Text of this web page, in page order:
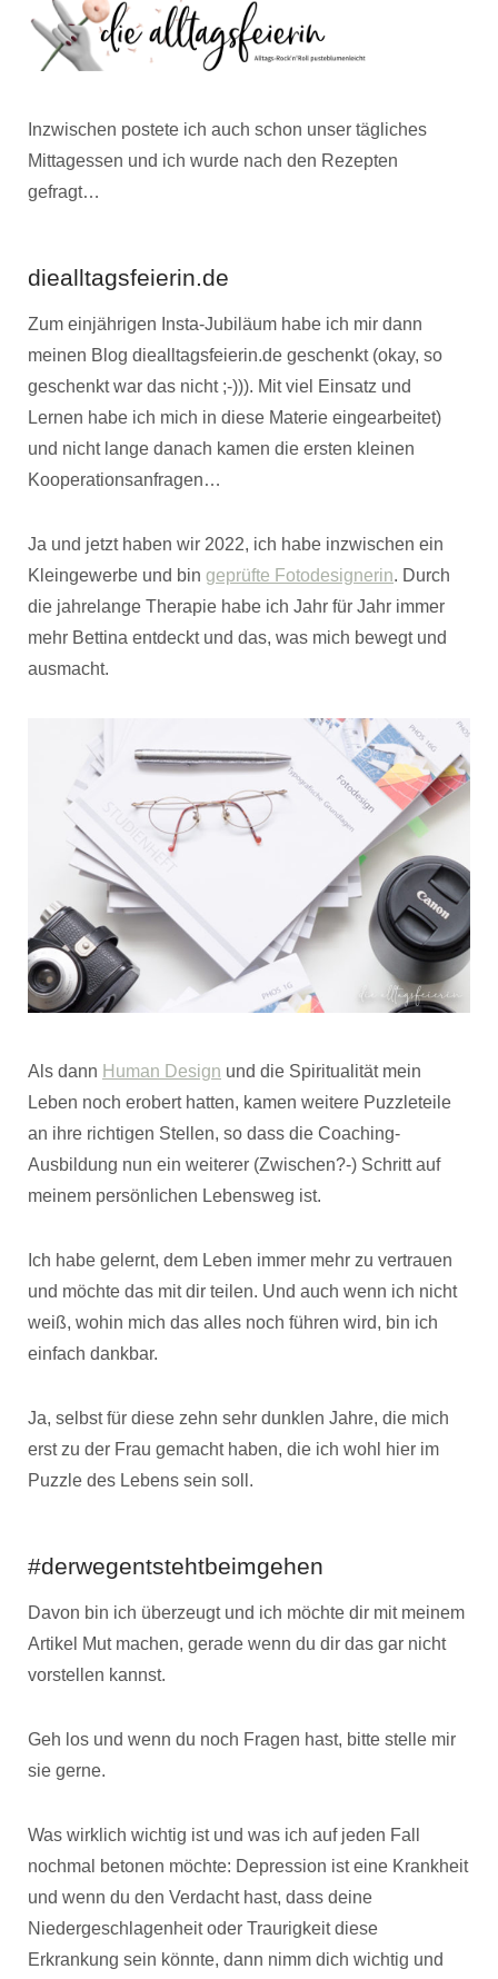
Inzwischen postete ich auch schon unser tägliches
Mittagessen und ich wurde nach den Rezepten
gefragt…
diealltagsfeierin.de
Zum einjährigen Insta-Jubiläum habe ich mir dann
meinen Blog diealltagsfeierin.de geschenkt (okay, so
geschenkt war das nicht ;-))). Mit viel Einsatz und
Lernen habe ich mich in diese Materie eingearbeitet)
und nicht lange danach kamen die ersten kleinen
Kooperationsanfragen…
Ja und jetzt haben wir 2022, ich habe inzwischen ein
Kleingewerbe und bin geprüfte Fotodesignerin. Durch
die jahrelange Therapie habe ich Jahr für Jahr immer
mehr Bettina entdeckt und das, was mich bewegt und
ausmacht.
Als dann Human Design und die Spiritualität mein
Leben noch erobert hatten, kamen weitere Puzzleteile
an ihre richtigen Stellen, so dass die Coaching-
Ausbildung nun ein weiterer (Zwischen?-) Schritt auf
meinem persönlichen Lebensweg ist.
Ich habe gelernt, dem Leben immer mehr zu vertrauen
und möchte das mit dir teilen. Und auch wenn ich nicht
weiß, wohin mich das alles noch führen wird, bin ich
einfach dankbar.
Ja, selbst für diese zehn sehr dunklen Jahre, die mich
erst zu der Frau gemacht haben, die ich wohl hier im
Puzzle des Lebens sein soll.
#derwegentstehtbeimgehen
Davon bin ich überzeugt und ich möchte dir mit meinem
Artikel Mut machen, gerade wenn du dir das gar nicht
vorstellen kannst.
Geh los und wenn du noch Fragen hast, bitte stelle mir
sie gerne.
Was wirklich wichtig ist und was ich auf jeden Fall
nochmal betonen möchte: Depression ist eine Krankheit
und wenn du den Verdacht hast, dass deine
Niedergeschlagenheit oder Traurigkeit diese
Erkrankung sein könnte, dann nimm dich wichtig und